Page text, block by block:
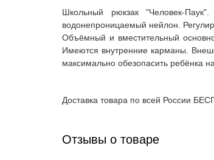
Школьный рюкзак "Человек-
водонепроницаемый нейлон.
Объёмный и вместительный
Имеются внутренние карманы.
максимально обезопасить ребёнка
Доставка товара по всей России
Отзывы о товаре